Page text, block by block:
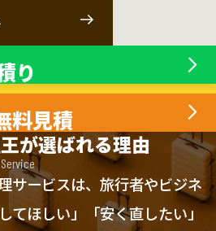
り
料見積
が選ばれる理由
サービスは、旅行者やビジネ
てほしい」「安く直したい」